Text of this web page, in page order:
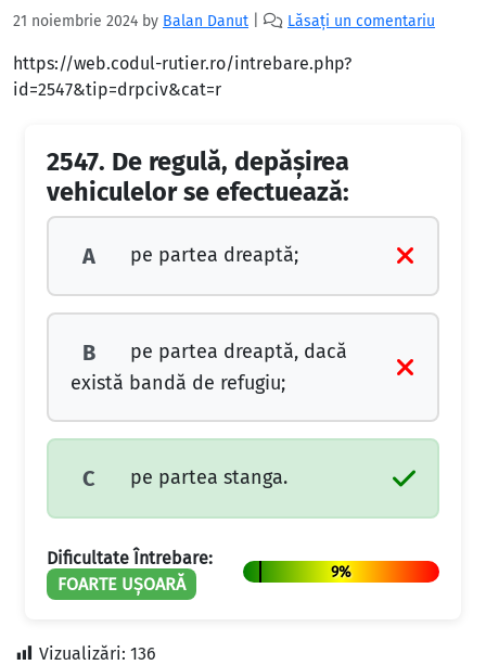
21 noiembrie 2024 by Balan Danut Lăsați un comentariu
https://web.codul-rutier.ro/intrebare.php?
id=2547&tip=drpciv&cat=r
2547. De regulă, depăşirea
vehiculelor se efectuează:
A pe partea dreaptă;
B
pe partea dreaptă, dacă
există bandă de refugiu;
C pe partea stanga.
Dificultate Întrebare:
FOARTE UȘOARĂ
9%
Vizualizări: 136